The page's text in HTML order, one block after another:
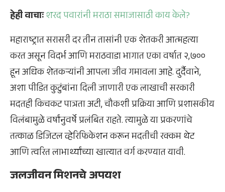
हेही वाचाःशरद पवारांनी मराठा समाजासाठी काय केले?
महाराष्ट्रात सरासरी दर तीन तासांनी एक शेतकरी आत्महत्या
करत असून विदर्भ आणि मराठवाडा भागात एका वर्षात २,७००
हून अधिक शेतकऱ्यांनी आपला जीव गमावला आहे. दुर्दैवाने,
अशा पीडित कुटुंबांना दिली जाणारी एक लाखाची सरकारी
मदतही किचकट पात्रता अटी, चौकशी प्रक्रिया आणि प्रशासकीय
विलंबामुळे वर्षांनुवर्षे प्रलंबित राहते. त्यामुळे या प्रकरणांचे
तत्काळ डिजिटल व्हेरिफिकेशन करून मदतीची रक्कम थेट
आणि त्वरित लाभार्थ्यांच्या खात्यात वर्ग करण्यात यावी.
जलजीवन मिशनचे अपयश